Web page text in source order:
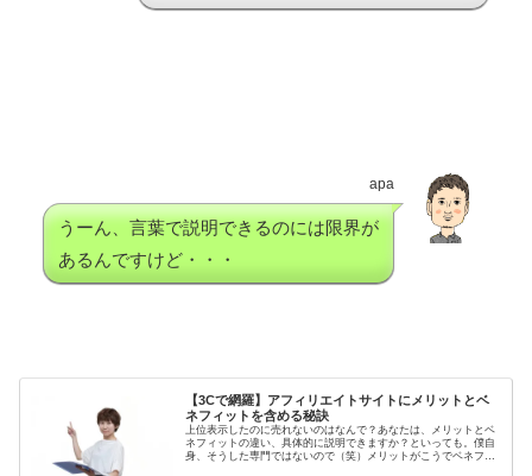
apa
うーん、言葉で説明できるのには限界が
あるんですけど・・・
【3Cで網羅】アフィリエイトサイトにメリットとベ
ネフィットを含める秘訣
上位表示したのに売れないのはなんで？あなたは、メリットとベ
ネフィットの違い、具体的に説明できますか？といっても。僕自
身、そうした専門ではないので（笑）メリットがこうでベネフィ